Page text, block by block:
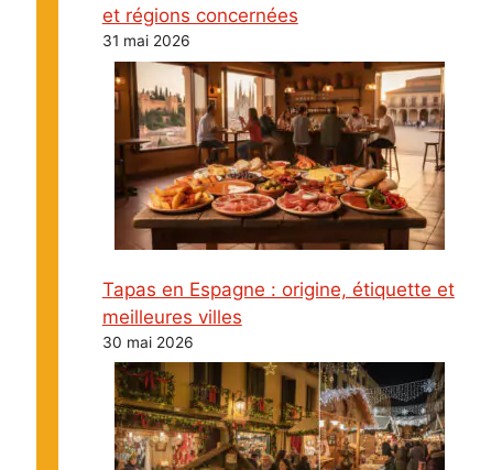
et régions concernées
31 mai 2026
Tapas en Espagne : origine, étiquette et
meilleures villes
30 mai 2026